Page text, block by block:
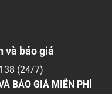
và báo giá
(24/7)
BÁO GIÁ MIỄN PHÍ